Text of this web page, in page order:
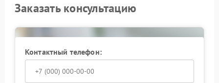
Заказать консультацию
Контактный телефон: